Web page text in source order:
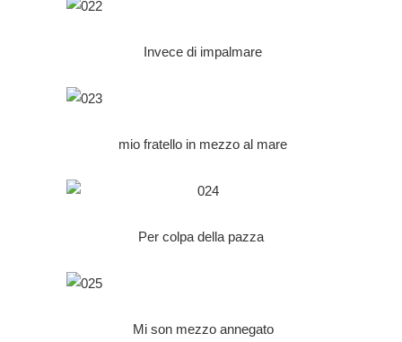
Invece di impalmare
mio fratello in mezzo al mare
Per colpa della pazza
Mi son mezzo annegato